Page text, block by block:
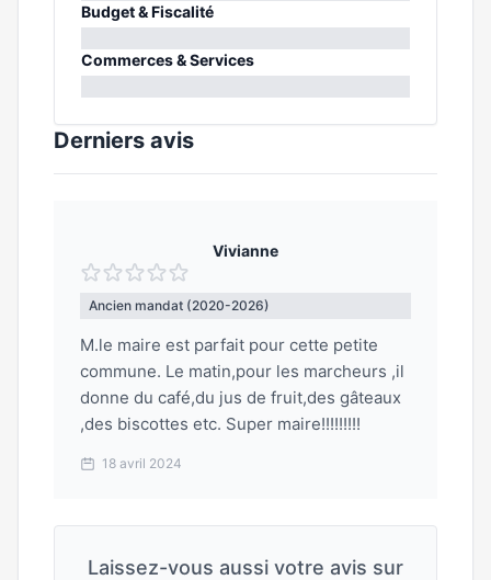
0%
Budget & Fiscalité
0%
Commerces & Services
Derniers avis
Vivianne
Ancien mandat (2020-2026)
M.le maire est parfait pour cette petite
commune. Le matin,pour les marcheurs ,il
donne du café,du jus de fruit,des gâteaux
,des biscottes etc. Super maire!!!!!!!!!
18 avril 2024
Laissez-vous aussi votre avis sur